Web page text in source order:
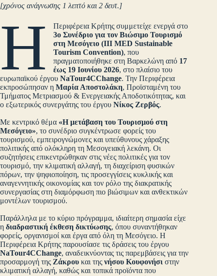
[χρόνος ανάγνωσης 1 λεπτό και 2 δευτ.]
Η
Περιφέρεια Κρήτης συμμετείχε ενεργά στο
3ο Συνέδριο για τον Βιώσιμο Τουρισμό
στη Μεσόγειο (III MED Sustainable
Tourism Convention), που
πραγματοποιήθηκε στη Βαρκελώνη από 17
έως 19 Ιουνίου 2026, στο πλαίσιο του
ευρωπαϊκού έργου NaTour4CChange. Την Περιφέρεια
εκπροσώπησαν η Μαρία Αποστολάκη, Προϊσταμένη του
Τμήματος Μετριασμού & Ενεργειακής Αποδοτικότητας, και
ο εξωτερικός συνεργάτης του έργου Νίκος Ζερβός.
Με κεντρικό θέμα «Η μετάβαση του Τουρισμού στη
Μεσόγειο», το συνέδριο συγκέντρωσε φορείς του
τουρισμού, εμπειρογνώμονες και υπεύθυνους χάραξης
πολιτικής από ολόκληρη τη Μεσογειακή λεκάνη. Οι
συζητήσεις επικεντρώθηκαν στις νέες πολιτικές για τον
τουρισμό, την κλιματική αλλαγή, τη διαχείριση φυσικών
πόρων, την ψηφιοποίηση, τις προσεγγίσεις κυκλικής και
αναγεννητικής οικονομίας και τον ρόλο της διακρατικής
συνεργασίας στη διαμόρφωση πιο βιώσιμων και ανθεκτικών
μοντέλων τουρισμού.
Παράλληλα με το κύριο πρόγραμμα, ιδιαίτερη σημασία είχε
η διαδραστική έκθεση δικτύωσης, όπου συναντήθηκαν
φορείς, οργανισμοί και έργα από όλη τη Μεσόγειο. Η
Περιφέρεια Κρήτης παρουσίασε τις δράσεις του έργου
NaTour4CChange, αναδεικνύοντας τις παρεμβάσεις για την
προσαρμογή της Ζάκρου και της νήσου Κουφονήσι στην
κλιματική αλλαγή, καθώς και τοπικά προϊόντα που